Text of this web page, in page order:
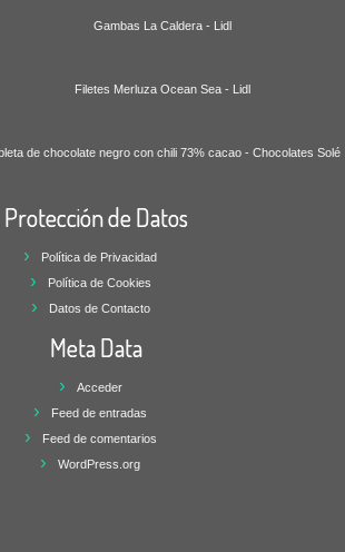
Gambas La Caldera - Lidl
Filetes Merluza Ocean Sea - Lidl
de chocolate negro con chili 73% cacao - Chocolates Solé
Protección de Datos
Política de Privacidad
Política de Cookies
Datos de Contacto
Meta Data
Acceder
Feed de entradas
Feed de comentarios
WordPress.org